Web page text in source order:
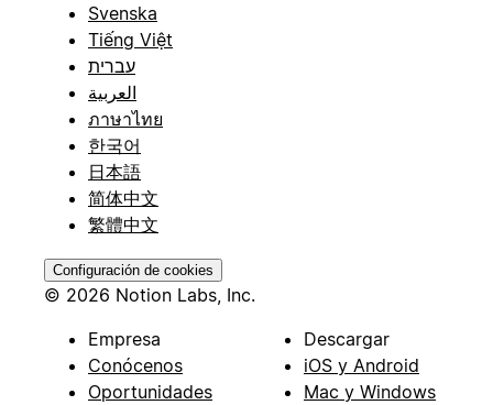
Svenska
Tiếng Việt
עברית
العربية
ภาษาไทย
한국어
日本語
简体中文
繁體中文
Configuración de cookies
© 2026 Notion Labs, Inc.
Empresa
Conócenos
Oportunidades
Descargar
iOS y Android
Mac y Windows